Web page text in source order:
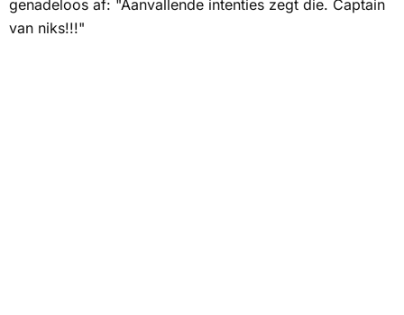
genadeloos af: "Aanvallende intenties zegt die. Captain
van niks!!!"